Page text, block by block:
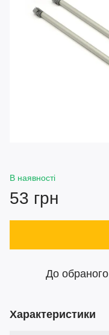
В наявності
53 грн
До обраного
Характеристики